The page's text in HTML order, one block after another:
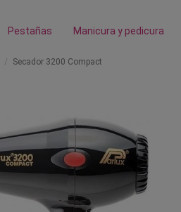
Pestañas Manicura y pedicura
Secador 3200 Compact